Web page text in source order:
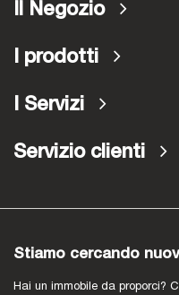
Il Negozio
I prodotti
I Servizi
Servizio clienti
Stiamo cercando
Hai un immobile da proporci?